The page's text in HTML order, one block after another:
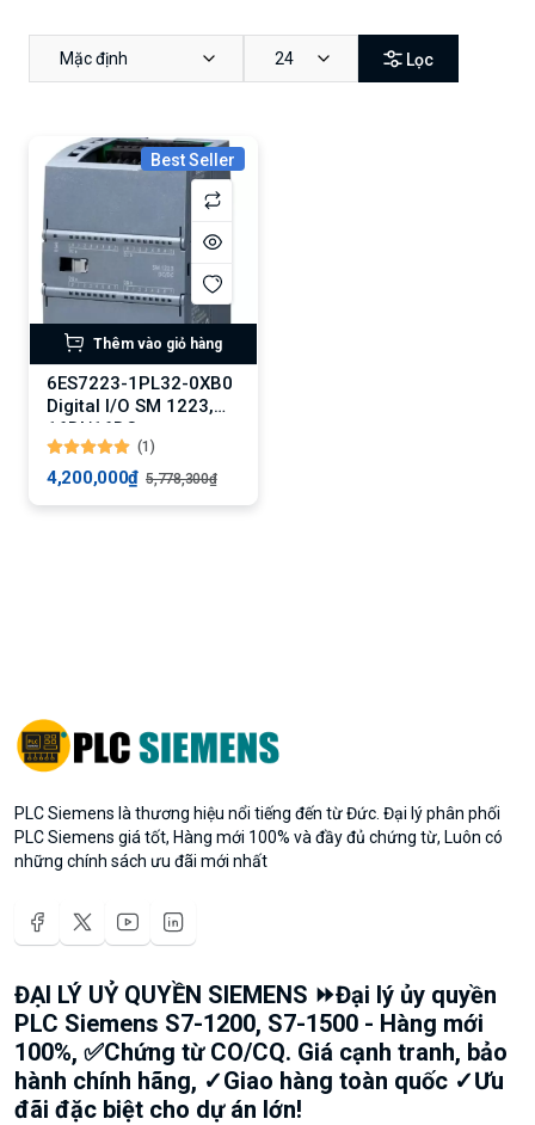
Mặc định 24 Lọc
Best Seller
Thêm vào giỏ hàng
6ES7223-1PL32-0XB0
Digital I/O SM 1223,
16DI/16DO
(1)
4,200,000₫ 5,778,300₫
PLC Siemens là thương hiệu nổi tiếng đến từ Đức. Đại lý phân phối
PLC Siemens giá tốt, Hàng mới 100% và đầy đủ chứng từ, Luôn có
những chính sách ưu đãi mới nhất
ĐẠI LÝ UỶ QUYỀN SIEMENS ⏩Đại lý ủy quyền
PLC Siemens S7-1200, S7-1500 - Hàng mới
100%, ✅Chứng từ CO/CQ. Giá cạnh tranh, bảo
hành chính hãng, ✓Giao hàng toàn quốc ✓Ưu
đãi đặc biệt cho dự án lớn!